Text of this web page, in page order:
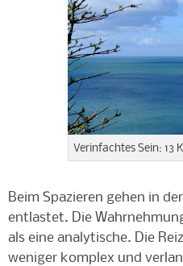
Verinfachtes Sein: 13
Beim Spazieren gehen in
entlastet. Die
als eine analytische. Die
weniger komplex und